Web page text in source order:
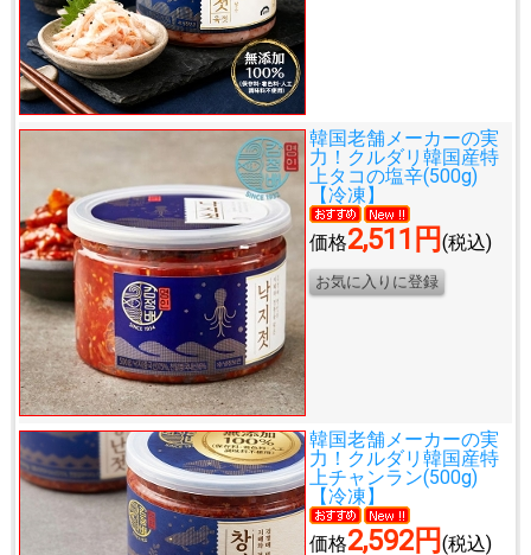
韓国老舗メーカーの実
力！ クルダリ韓国産特
上タコの塩辛(500g)
【冷凍】
価格2,511円 (税込)
韓国老舗メーカーの実
力！ クルダリ韓国産特
上チャンラン(500g)
【冷凍】
価格2,592円 (税込)